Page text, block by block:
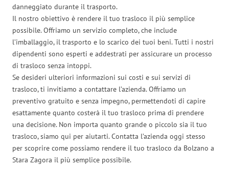
danneggiato durante il trasporto.
Il nostro obiettivo è rendere il tuo trasloco il più semplice
possibile. Offriamo un servizio completo, che include
l’imballaggio, il trasporto e lo scarico dei tuoi beni. Tutti i nostri
dipendenti sono esperti e addestrati per assicurare un processo
di trasloco senza intoppi.
Se desideri ulteriori informazioni sui costi e sui servizi di
trasloco, ti invitiamo a contattare l’azienda. Offriamo un
preventivo gratuito e senza impegno, permettendoti di capire
esattamente quanto costerà il tuo trasloco prima di prendere
una decisione. Non importa quanto grande o piccolo sia il tuo
trasloco, siamo qui per aiutarti. Contatta l’azienda oggi stesso
per scoprire come possiamo rendere il tuo trasloco da Bolzano a
Stara Zagora il più semplice possibile.